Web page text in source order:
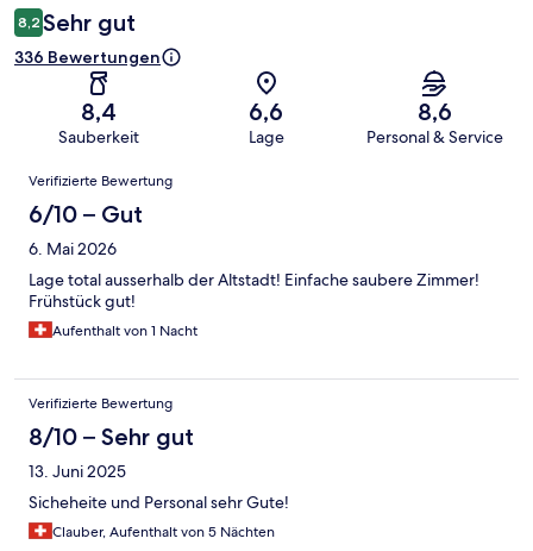
8,2 Sehr gut
336 Bewertungen
8,4
Sauberkeit
6,6
Lage
8,6
Personal & Service
Bewertungen
Verifizierte Bewertung
6/10 – Gut
6. Mai 2026
Lage total ausserhalb der Altstadt! Einfache saubere Zimmer!
Frühstück gut!
Aufenthalt von 1 Nacht
Verifizierte Bewertung
8/10 – Sehr gut
13. Juni 2025
Sicheheite und Personal sehr Gute!
Clauber, Aufenthalt von 5 Nächten